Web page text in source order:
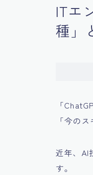
ITエ
種」
「
「今の
近年、AI
す。